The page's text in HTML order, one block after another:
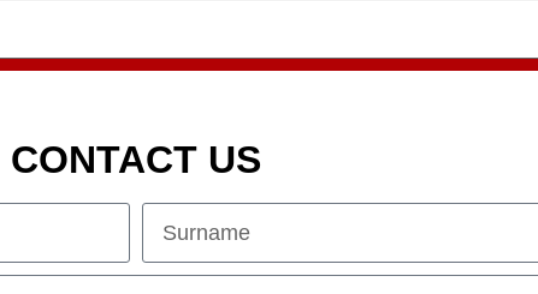
CONTACT US